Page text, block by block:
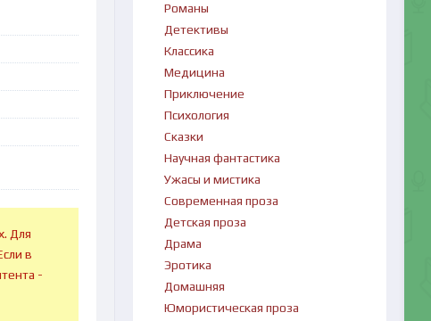
Для
в
-
Романы
Детективы
Классика
Медицина
Приключение
Психология
Сказки
Научная фантастика
Ужасы и мистика
Современная проза
Детская проза
Драма
Эротика
Домашняя
Юмористическая проза